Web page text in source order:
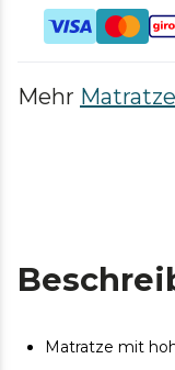
Mehr
Matratze mit